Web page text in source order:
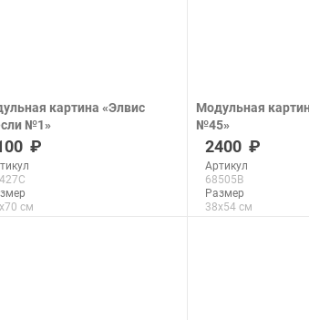
картина «Элвис
№1»
на холсте
см
Модульная
№45»
печать на холсте
2400
Артикул
68505B
Размер
38x54 см